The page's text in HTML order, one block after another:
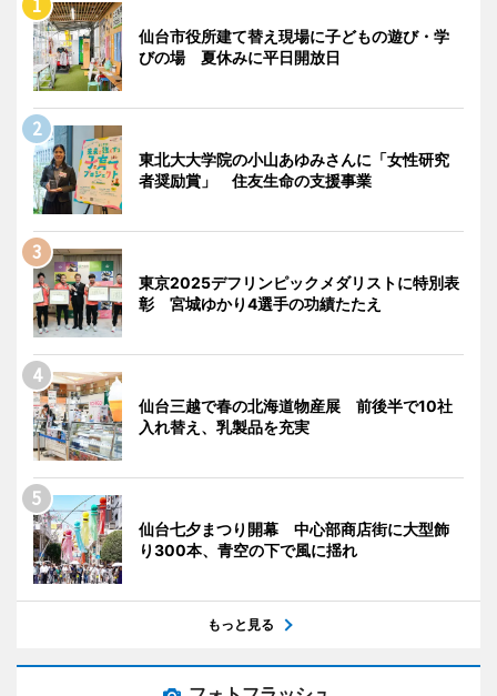
仙台市役所建て替え現場に子どもの遊び・学
びの場 夏休みに平日開放日
東北大大学院の小山あゆみさんに「女性研究
者奨励賞」 住友生命の支援事業
東京2025デフリンピックメダリストに特別表
彰 宮城ゆかり4選手の功績たたえ
仙台三越で春の北海道物産展 前後半で10社
入れ替え、乳製品を充実
仙台七夕まつり開幕 中心部商店街に大型飾
り300本、青空の下で風に揺れ
もっと見る